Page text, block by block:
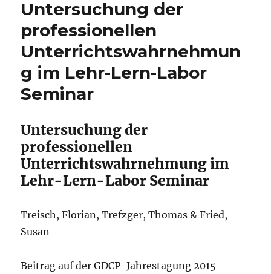
Untersuchung der
professionellen
Unterrichtswahrnehmun
g im Lehr-Lern-Labor
Seminar
Untersuchung der
professionellen
Unterrichtswahrnehmung im
Lehr-Lern-Labor Seminar
Treisch, Florian, Trefzger, Thomas & Fried,
Susan
Beitrag auf der GDCP-Jahrestagung 2015